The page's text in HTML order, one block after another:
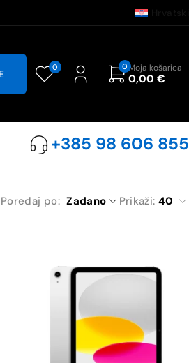
0 0 Moja košarica
0,00 €
+385 98 606 855
Poredaj po Zadano Prikaži: 40